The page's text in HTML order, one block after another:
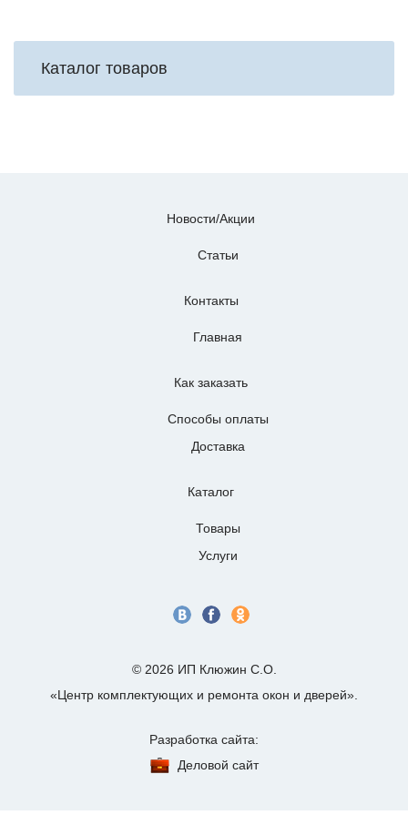
Каталог товаров
Новости/Акции
Статьи
Контакты
Главная
Как заказать
Способы оплаты
Доставка
Каталог
Товары
Услуги
© 2026 ИП Клюжин С.О.
«Центр комплектующих и ремонта окон и дверей».
Разработка сайта:
Деловой сайт